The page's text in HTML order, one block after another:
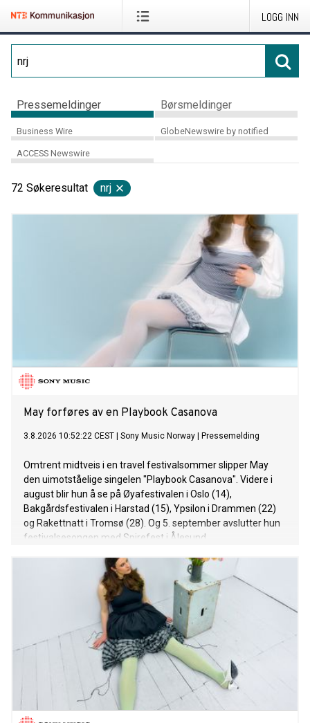
LOGG INN
Pressemeldinger Børsmeldinger
Business Wire GlobeNewswire by notified
ACCESS Newswire
72 Søkeresultat nrj
May forføres av en Playbook Casanova
3.8.2026 10:52:22 CEST Sony Music Norway Pressemelding
Omtrent midtveis i en travel festivalsommer slipper May
den uimotståelige singelen "Playbook Casanova". Videre i
august blir hun å se på Øyafestivalen i Oslo (14),
Bakgårdsfestivalen i Harstad (15), Ypsilon i Drammen (22)
og Rakettnatt i Tromsø (28). Og 5. september avslutter hun
festivalsesongen med Spirefest i Ålesund.